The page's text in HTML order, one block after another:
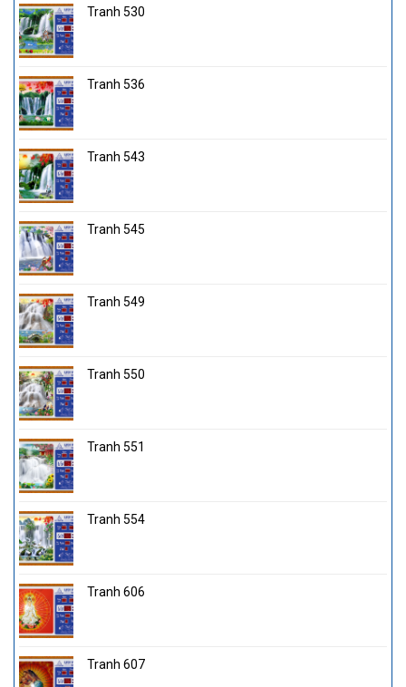
Tranh 530
Tranh 536
Tranh 543
Tranh 545
Tranh 549
Tranh 550
Tranh 551
Tranh 554
Tranh 606
Tranh 607